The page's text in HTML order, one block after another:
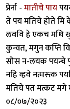
प्रेर्ना -मातीचे पाय
ते पय मतिचे होते
लववि हे एकच मथि
कुन्वत, मगुन कप्ति
सोस न-लयक पयन्चे
नहि व्हवे नत्मस्त्क
मतिचे पत मत्कट मगे
०८/०७/२०२३